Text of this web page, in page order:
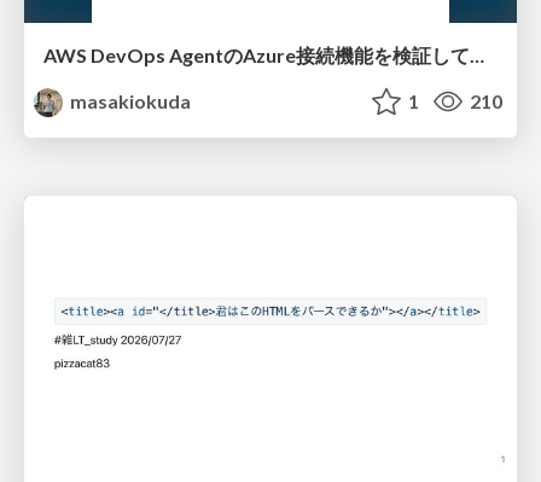
AWS DevOps AgentのAzure接続機能を検証して見えた活用法／Use Cases Verified for the AWS DevOps Agent's Azure Connectivity Feature
masakiokuda
1 210